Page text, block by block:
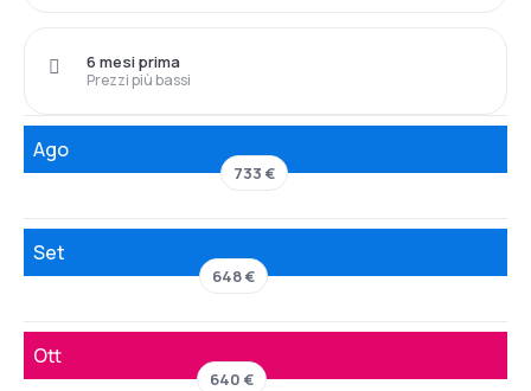
Prezzi più bassi
6 mesi prima
Ago
733 €
Set
648 €
Ott
640 €